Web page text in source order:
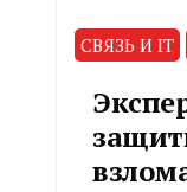
СВЯЗЬ И IT